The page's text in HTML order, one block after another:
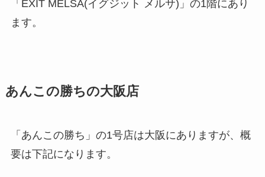
「EXIT MELSA(イグジット メルサ)」の1階にあり
ます。
あんこの勝ちの大阪店
「あんこの勝ち」の1号店は大阪にありますが、概
要は下記になります。